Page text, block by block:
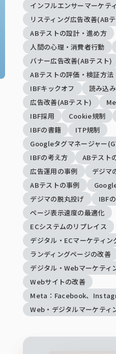
インフルエンサーマーケテ
リスティング広告改善(AB
ABテストの設計・進め方
人間の心理・消費者行動
バナー広告改善(ABテスト)
ABテストの評価・検証方法
IBFキックオフ
読み込
広告改善(ABテスト)
IBF採用
Cookie規制
IBFの書籍
ITP規制
Googleタグマネージャー
IBFの考え方
ABテスト
広告運用の事例
デジマ
ABテストの事例
デジマの脱丸投げ
IBF
ページ表示速度の最適化
ECシステムのリプレイス
デジタル・ECマーケティン
ランディングページの改善
デジタル・Webマーケティ
Webサイトの改善
Meta：Facebook、
Web・デジタルマーケティ